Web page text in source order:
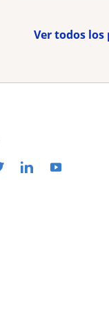
Ver todos los